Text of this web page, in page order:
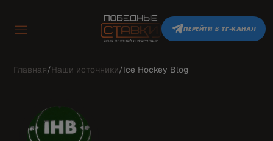
ПЕРЕЙТИ В ТГ-КАНАЛ
Главная/Наши источники/Ice Hockey Blog